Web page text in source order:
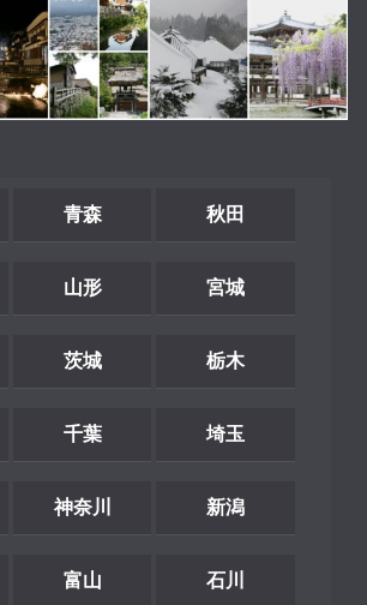
青森 秋田
山形 宮城
茨城 栃木
千葉 埼玉
神奈川 新潟
富山 石川